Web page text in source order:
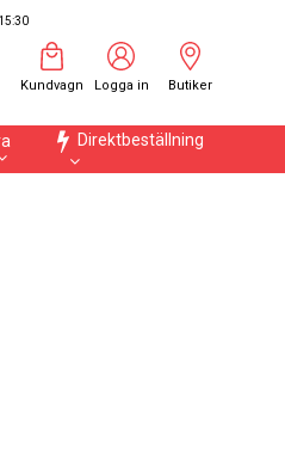
Kundvagn Logga in Butiker
Direktbeställning